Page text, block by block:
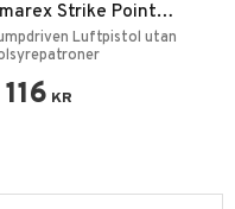
Strike Point
Luftpistol utan
116 KR